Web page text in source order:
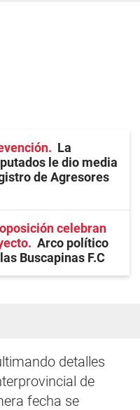
La
le dio media
de Agresores
celebran
Arco político
Buscapinas F.C
detalles
de
fecha se